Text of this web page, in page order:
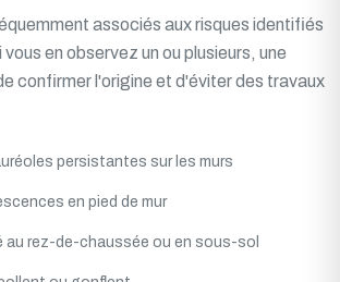
associés aux risques identifiés
en observez un ou plusieurs, une
confirmer l'origine et d'éviter des travaux
persistantes sur les murs
en pied de mur
au rez-de-chaussée ou en sous-sol